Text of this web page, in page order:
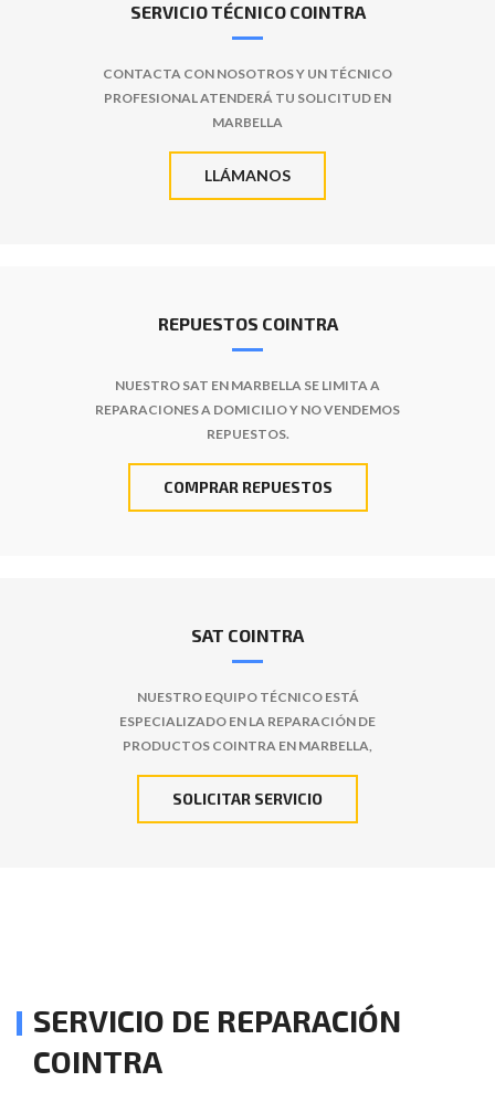
SERVICIO TÉCNICO COINTRA
CONTACTA CON NOSOTROS Y UN TÉCNICO
PROFESIONAL ATENDERÁ TU SOLICITUD EN
MARBELLA
LLÁMANOS
REPUESTOS COINTRA
NUESTRO SAT EN MARBELLA SE LIMITA A
REPARACIONES A DOMICILIO Y NO VENDEMOS
REPUESTOS.
COMPRAR REPUESTOS
SAT COINTRA
NUESTRO EQUIPO TÉCNICO ESTÁ
ESPECIALIZADO EN LA REPARACIÓN DE
PRODUCTOS COINTRA EN MARBELLA,
SOLICITAR SERVICIO
SERVICIO DE REPARACIÓN
COINTRA